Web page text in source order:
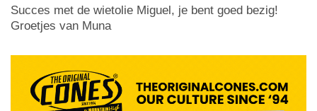
Succes met de wietolie Miguel, je bent goed bezig!
Groetjes van Muna